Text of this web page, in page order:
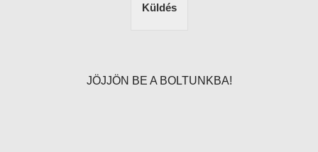
Küldés
JÖJJÖN BE A BOLTUNKBA!